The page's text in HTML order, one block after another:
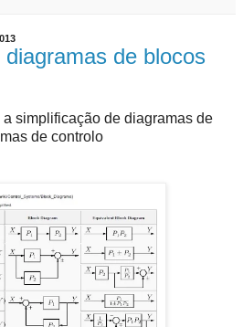
de blocos
a simplificação de diagramas de
de controlo